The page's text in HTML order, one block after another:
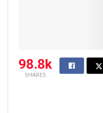
98.8k
SHARES